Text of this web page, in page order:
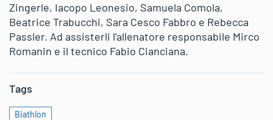
Zingerle, Iacopo Leonesio, Samuela Comola,
Beatrice Trabucchi, Sara Cesco Fabbro e Rebecca
Passler. Ad assisterli l’allenatore responsabile Mirco
Romanin e il tecnico Fabio Cianciana.
Tags
Biathlon